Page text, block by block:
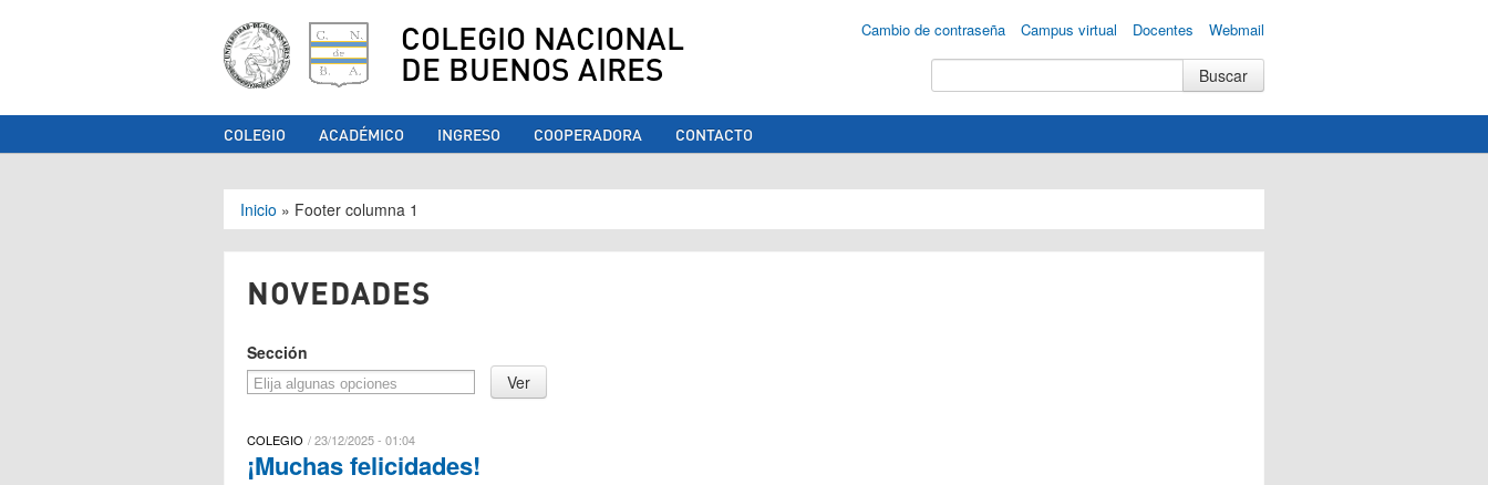
COLEGIO NACIONAL
DE BUENOS AIRES
Cambio de contraseña Campus virtual Docentes Webmail
COLEGIO ACADÉMICO INGRESO COOPERADORA CONTACTO
Se encuentra usted aquí
Inicio » Footer columna 1
NOVEDADES
Sección
COLEGIO 23/12/2025 - 01:04
¡Muchas felicidades!